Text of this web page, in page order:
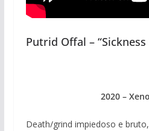
Putrid Offal – “Sickness
2020 –
Death/grind impiedoso e